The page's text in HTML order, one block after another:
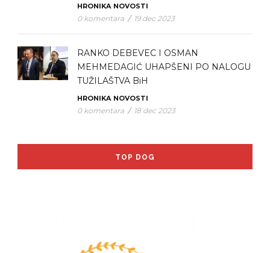
HRONIKA NOVOSTI
0 komentara / 19 dec 2023
RANKO DEBEVEC I OSMAN
MEHMEDAGIĆ UHAPŠENI PO NALOGU
TUŽILAŠTVA BiH
HRONIKA NOVOSTI
0 komentara / 18 dec 2023
TOP DOG